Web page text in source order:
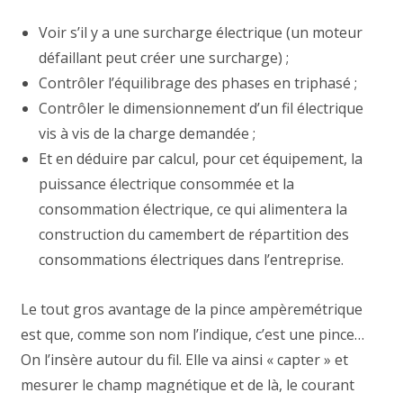
Voir s’il y a une surcharge électrique (un moteur
défaillant peut créer une surcharge) ;
Contrôler l’équilibrage des phases en triphasé ;
Contrôler le dimensionnement d’un fil électrique
vis à vis de la charge demandée ;
Et en déduire par calcul, pour cet équipement, la
puissance électrique consommée et la
consommation électrique, ce qui alimentera la
construction du camembert de répartition des
consommations électriques dans l’entreprise.
Le tout gros avantage de la pince ampèremétrique
est que, comme son nom l’indique, c’est une pince…
On l’insère autour du fil. Elle va ainsi « capter » et
mesurer le champ magnétique et de là, le courant